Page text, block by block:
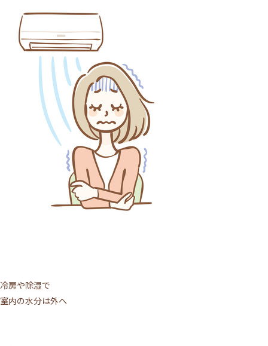
冷房や除湿で
室内の水分は外へ